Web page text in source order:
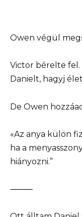
Owen végül
Victor bérelte fel.
Danielt, hagyj
De Owen
«Az anya külön
ha a
hiányozni.”
⸻